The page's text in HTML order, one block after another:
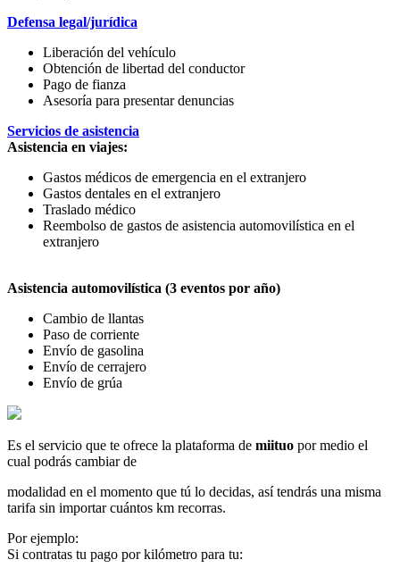
Defensa legal/jurídica
Liberación del vehículo
Obtención de libertad del conductor
Pago de fianza
Asesoría para presentar denuncias
Servicios de asistencia
Asistencia en viajes:
Gastos médicos de emergencia en el extranjero
Gastos dentales en el extranjero
Traslado médico
Reembolso de gastos de asistencia automovilística en el
extranjero
Asistencia automovilística (3 eventos por año)
Cambio de llantas
Paso de corriente
Envío de gasolina
Envío de cerrajero
Envío de grúa
Es el servicio que te ofrece la plataforma de miituo por medio el
cual podrás cambiar de
modalidad en el momento que tú lo decidas, así tendrás una misma
tarifa sin importar cuántos km recorras.
Por ejemplo:
Si contratas tu pago por kilómetro para tu: